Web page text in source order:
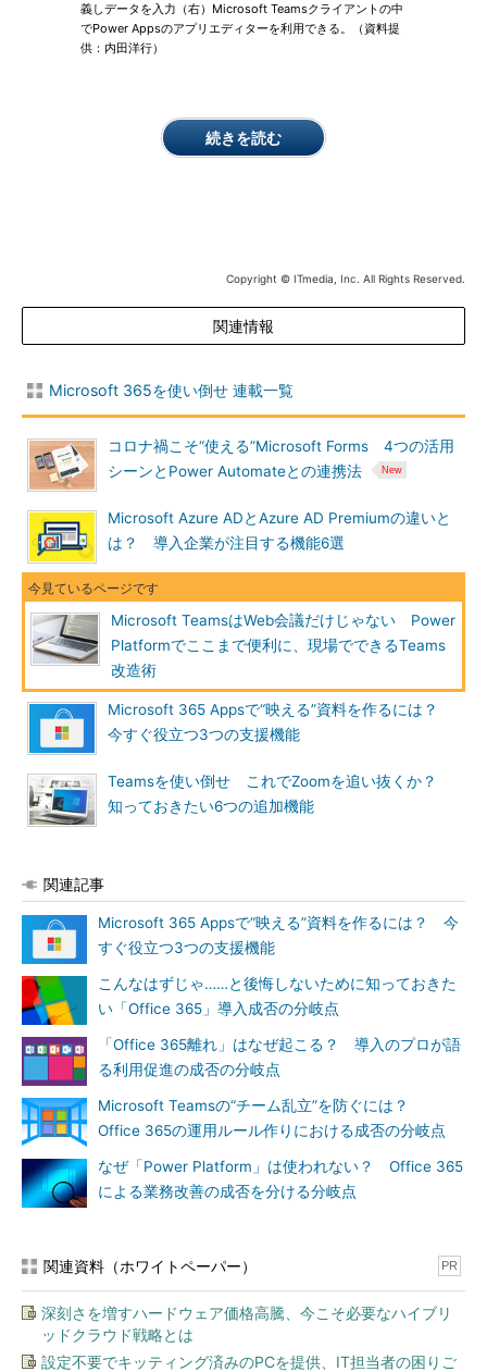
義しデータを入力（右）Microsoft Teamsクライアントの中
でPower Appsのアプリエディターを利用できる。（資料提
供：内田洋行）
続きを読む
Copyright © ITmedia, Inc. All Rights Reserved.
関連情報
Microsoft 365を使い倒せ 連載一覧
コロナ禍こそ“使える”Microsoft Forms 4つの活用
シーンとPower Automateとの連携法
Microsoft Azure ADとAzure AD Premiumの違いと
は？ 導入企業が注目する機能6選
Microsoft TeamsはWeb会議だけじゃない Power
Platformでここまで便利に、現場でできるTeams
改造術
Microsoft 365 Appsで“映える”資料を作るには？
今すぐ役立つ3つの支援機能
Teamsを使い倒せ これでZoomを追い抜くか？
知っておきたい6つの追加機能
関連記事
Microsoft 365 Appsで“映える”資料を作るには？ 今
すぐ役立つ3つの支援機能
こんなはずじゃ……と後悔しないために知っておきた
い「Office 365」導入成否の分岐点
「Office 365離れ」はなぜ起こる？ 導入のプロが語
る利用促進の成否の分岐点
Microsoft Teamsの“チーム乱立”を防ぐには？
Office 365の運用ルール作りにおける成否の分岐点
なぜ「Power Platform」は使われない？ Office 365
による業務改善の成否を分ける分岐点
関連資料（ホワイトペーパー） PR
深刻さを増すハードウェア価格高騰、今こそ必要なハイブリ
ッドクラウド戦略とは
設定不要でキッティング済みのPCを提供、IT担当者の困りご